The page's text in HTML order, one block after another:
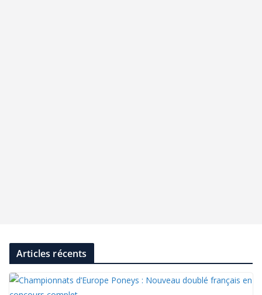
Articles récents